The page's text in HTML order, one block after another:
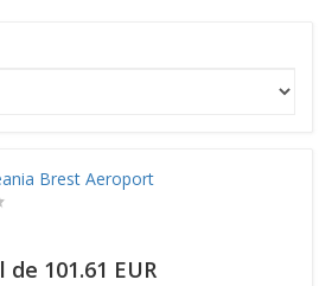
Brest Aeroport
de 101.61 EUR